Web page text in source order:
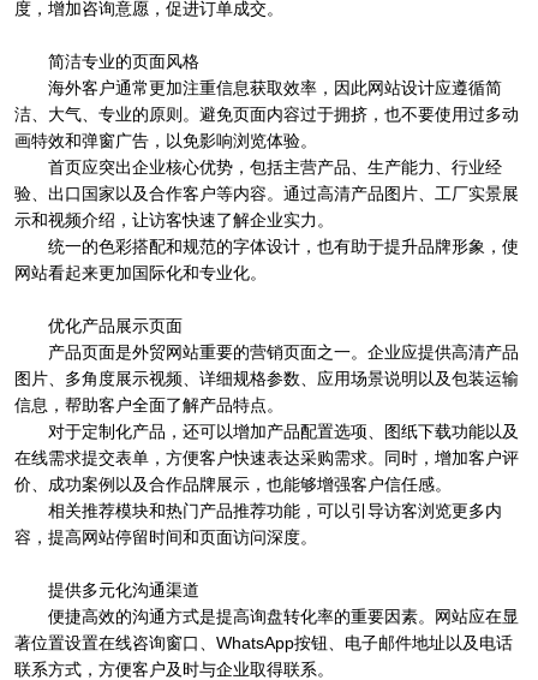
度，增加咨询意愿，促进订单成交。
简洁专业的页面风格
海外客户通常更加注重信息获取效率，因此网站设计应遵循简
洁、大气、专业的原则。避免页面内容过于拥挤，也不要使用过多动
画特效和弹窗广告，以免影响浏览体验。
首页应突出企业核心优势，包括主营产品、生产能力、行业经
验、出口国家以及合作客户等内容。通过高清产品图片、工厂实景展
示和视频介绍，让访客快速了解企业实力。
统一的色彩搭配和规范的字体设计，也有助于提升品牌形象，使
网站看起来更加国际化和专业化。
优化产品展示页面
产品页面是外贸网站重要的营销页面之一。企业应提供高清产品
图片、多角度展示视频、详细规格参数、应用场景说明以及包装运输
信息，帮助客户全面了解产品特点。
对于定制化产品，还可以增加产品配置选项、图纸下载功能以及
在线需求提交表单，方便客户快速表达采购需求。同时，增加客户评
价、成功案例以及合作品牌展示，也能够增强客户信任感。
相关推荐模块和热门产品推荐功能，可以引导访客浏览更多内
容，提高网站停留时间和页面访问深度。
提供多元化沟通渠道
便捷高效的沟通方式是提高询盘转化率的重要因素。网站应在显
著位置设置在线咨询窗口、WhatsApp按钮、电子邮件地址以及电话
联系方式，方便客户及时与企业取得联系。